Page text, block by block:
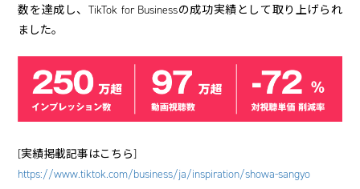
数を達成し、TikTok for Businessの成功実績として取り上げられ
ました。
[実績掲載記事はこちら]
https://www.tiktok.com/business/ja/inspiration/showa-sangyo